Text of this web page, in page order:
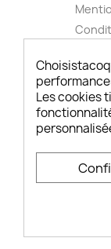
FAQ
Les cookies